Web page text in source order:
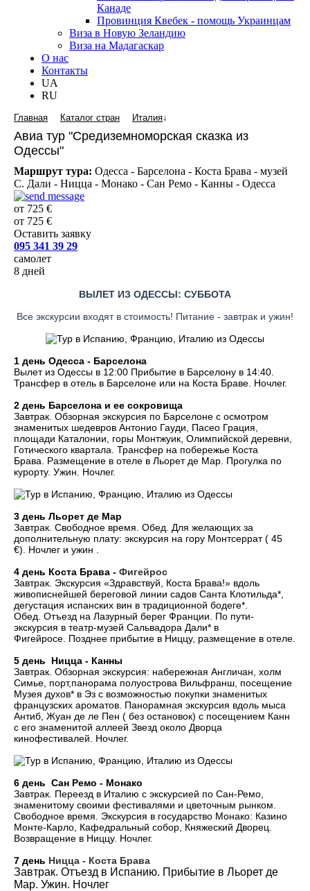
Канаде
Провинция Квебек - помощь Украинцам
Виза в Новую Зеландию
Виза на Мадагаскар
О нас
Контакты
UA
RU
Главная Каталог стран Италия↓
Авиа тур "Средиземноморская сказка из
Одессы"
Маршрут тура: Одесса - Барселона - Коста Брава - музей
С. Дали - Ницца - Монако - Сан Ремо - Канны - Одесса
от 725 €
от 725 €
Оставить заявку
095 341 39 29
самолет
8 дней
ВЫЛЕТ ИЗ ОДЕССЫ: СУББОТА
Все экскурсии входят в стоимость! Питание - завтрак и ужин!
1 день Одесса - Барселона
Вылет из Одессы в 12:00 Прибытие в Барселону в 14:40.
Трансфер в отель в Барселоне или на Коста Браве. Ночлег.
2 день Барселона и ее сокровища
Завтрак. Обзорная экскурсия по Барселоне с осмотром
знаменитых шедевров Антонио Гауди, Пасео Грация,
площади Каталонии, горы Монтжуик, Олимпийской деревни,
Готического квартала. Трансфер на побережье Коста
Брава. Размещение в отеле в Льорет де Мар. Прогулка по
курорту. Ужин. Ночлег.
3 день Льорет де Мар
Завтрак. Свободное время. Обед. Для желающих за
дополнительную плату: экскурсия на гору Монтсеррат ( 45
€). Ночлег и ужин .
4 день Коста Брава - Фигейрос
Завтрак. Экскурсия «Здравствуй, Коста Брава!» вдоль
живописнейшей береговой линии садов Санта Клотильда*,
дегустация испанских вин в традиционной бодеге*.
Обед. Отъезд на Лазурный берег Франции. По пути-
экскурсия в театр-музей Сальвадора Дали* в
Фигейросе. Позднее прибытие в Ниццу, размещение в отеле.
5 день Ницца - Канны
Завтрак. Обзорная экскурсия: набережная Англичан, холм
Симье, порт,панорама полуострова Вильфранш, посещение
Музея духов* в Эз с возможностью покупки знаменитых
французских ароматов. Панорамная экскурсия вдоль мыса
Антиб, Жуан де ле Пен ( без остановок) с посещением Канн
с его знаменитой аллеей Звезд около Дворца
кинофестивалей. Ночлег.
6 день Сан Ремо - Монако
Завтрак. Переезд в Италию с экскурсией по Сан-Ремо,
знаменитому своими фестивалями и цветочным рынком.
Свободное время. Экскурсия в государство Монако: Казино
Монте-Карло, Кафедральный собор, Княжеский Дворец.
Возвращение в Ниццу. Ночлег.
7 день Ницца - Коста Брава
Завтрак. Отъезд в Испанию. Прибытие в Льорет де
Мар. Ужин. Ночлег